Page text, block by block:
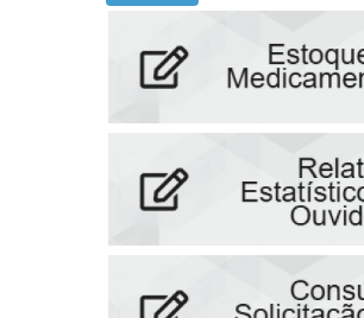
Entrega de peixe e kits de
Geral